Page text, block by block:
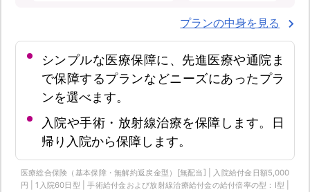
プランの中身を見る
シンプルな医療保障に、先進医療や通院ま
で保障するプランなどニーズにあったプラ
ンを選べます。
入院や手術・放射線治療を保障します。日
帰り入院から保障します。
医療総合保険（基本保障・無解約返戻金型）[無配当] | 入院給付金日額5,000
円 | 1入院60日型 | 手術給付金および放射線治療給付金の給付倍率の型：I型 |